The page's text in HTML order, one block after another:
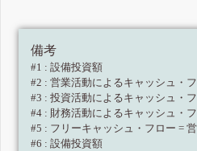
備考
#1 : 設備投資額
#2 : 営業活動によるキャッシュ・
#3 : 投資活動によるキャッシュ・
#4 : 財務活動によるキャッシュ・
#5 : フリーキャッシュ・フロー =
#6 : 設備投資額